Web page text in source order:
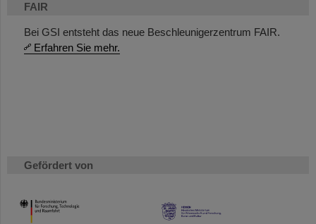
FAIR
Bei GSI entsteht das neue Beschleunigerzentrum FAIR.
Erfahren Sie mehr.
Gefördert von
HMWK